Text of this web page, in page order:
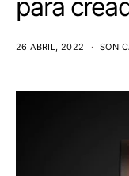
para
26 ABRIL, 2022